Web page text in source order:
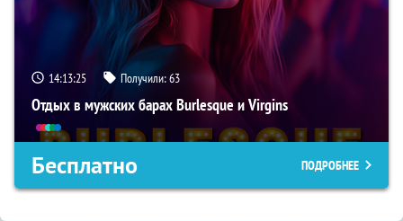
14:13:24 Получили:63
Отдых в мужских барах Burlesque и Virgins
Бесплатно ПОДРОБНЕЕ